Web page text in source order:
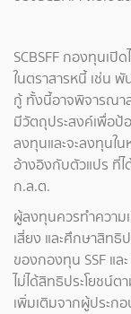
SCBSFF กองทุนเปิ
ในตราสารหนี้ เช่น
กู้ ทั้งนี้อาจพิจารณา
มีวัตถุประสงค์เพื่อป้
ลงทุนและจะลงทุนใ
อ้างอิงกับตัวแปร ที่
ก.ล.ต.
ผู้ลงทุนควรทำความ
เสี่ยง และศึกษาสิทธิ
ของกองทุน SSF แล
ไม่ได้สิทธิประโยชน์
เพิ่มเติมจากผู้ประก